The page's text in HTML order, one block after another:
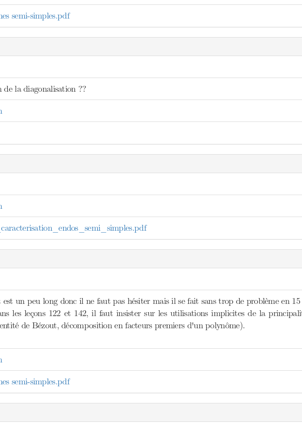
semi-simples.pdf
de la diagonalisation ??
est un peu long donc il ne faut pas hésiter mais il se fait sans trop de problème en
les leçons 122 et 142, il faut insister sur les utilisations implicites de la
de Bézout, décomposition en facteurs premiers d'un polynôme).
semi-simples.pdf